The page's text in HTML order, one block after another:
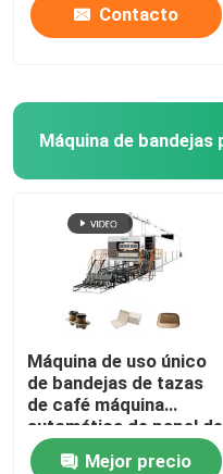
Contacto
Máquina de uso único
de bandejas de tazas
de café máquina
automática de papel de
tazas y placas
Mejor precio